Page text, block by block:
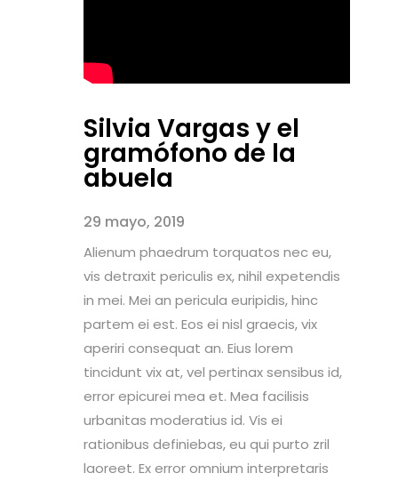
Silvia Vargas y el
gramófono de la
abuela
29 mayo, 2019
Alienum phaedrum torquatos nec eu,
vis detraxit periculis ex, nihil expetendis
in mei. Mei an pericula euripidis, hinc
partem ei est. Eos ei nisl graecis, vix
aperiri consequat an. Eius lorem
tincidunt vix at, vel pertinax sensibus id,
error epicurei mea et. Mea facilisis
urbanitas moderatius id. Vis ei
rationibus definiebas, eu qui purto zril
laoreet. Ex error omnium interpretaris